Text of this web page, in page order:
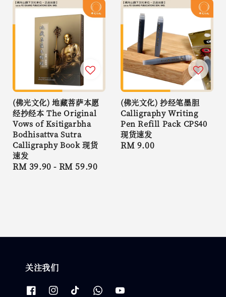
(佛光文化) 地藏菩萨本愿
经抄经本 The Original
Vows of Ksitigarbha
Bodhisattva Sutra
Calligraphy Book 现货
速发
Regular
RM 39.90 - RM 59.90
(佛光文化) 抄经笔墨胆
Calligraphy Writing
Pen Refill Pack CPS40
现货速发
Regular
RM 9.00
关注我们